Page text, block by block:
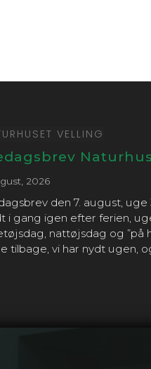
VELLING
2026
den 7. august,
i gang igen efter ferien,
nattøjsdag og ”på
tilbage, vi har nydt ugen,